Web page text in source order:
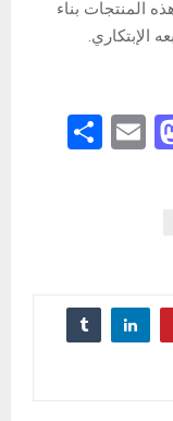
المنتجات بناء
الإبتكاري.
M
o
n
E